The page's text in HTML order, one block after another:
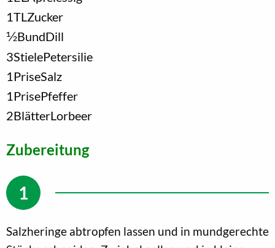
1TL Zucker
1/2BundDill
3StielePetersilie
1 PriseSalz
1 PrisePfeffer
2BlätterLorbeer
Zubereitung
Salzheringe abtropfen lassen und in mundgerechte